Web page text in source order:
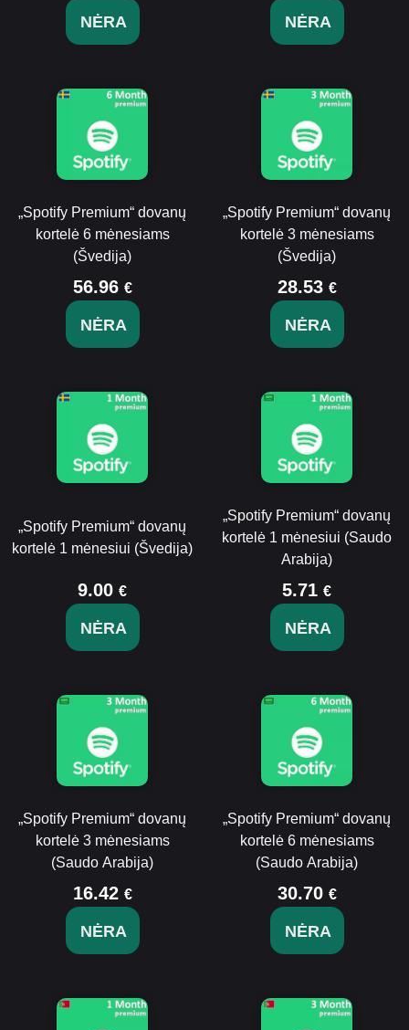
NĖRA NĖRA
„Spotify Premium“ dovanų
kortelė 6 mėnesiams
(Švedija)
56.96 €
NĖRA
„Spotify Premium“ dovanų
kortelė 3 mėnesiams
(Švedija)
28.53 €
NĖRA
„Spotify Premium“ dovanų
kortelė 1 mėnesiui (Švedija)
9.00 €
NĖRA
„Spotify Premium“ dovanų
kortelė 1 mėnesiui (Saudo
Arabija)
5.71 €
NĖRA
„Spotify Premium“ dovanų
kortelė 3 mėnesiams
(Saudo Arabija)
16.42 €
NĖRA
„Spotify Premium“ dovanų
kortelė 6 mėnesiams
(Saudo Arabija)
30.70 €
NĖRA